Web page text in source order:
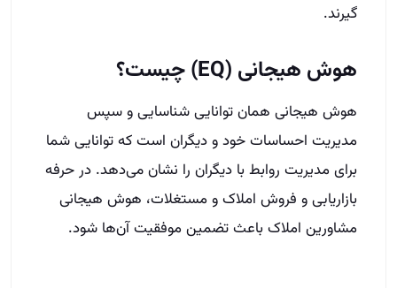
گیرند.
هوش هیجانی (EQ) چیست؟
هوش هیجانی همان توانایی شناسایی و سپس
مدیریت احساسات خود و دیگران است که توانایی شما
برای مدیریت روابط با دیگران را نشان می‌دهد. در حرفه
بازاریابی و فروش املاک و مستغلات، هوش هیجانی
مشاورین املاک باعث تضمین موفقیت آن‌ها شود.